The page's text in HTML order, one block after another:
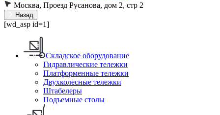
Москва, Проезд Русанова, дом 2, стр 2
Назад
[wd_asp id=1]
Складское оборудование
Гидравлические тележки
Платформенные тележки
Двухколесные тележки
Штабелеры
Подъемные столы